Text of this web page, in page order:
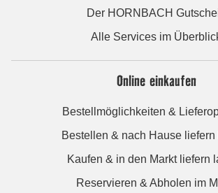
Der HORNBACH
Alle Services im
Online einkaufen
Bestellmöglichkeiten &
Bestellen & nach Hause liefern
Kaufen & in den Markt liefern
Reservieren & Abholen im